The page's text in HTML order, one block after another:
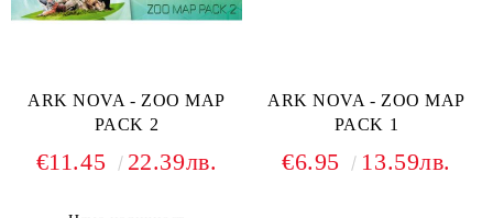
ARK NOVA - ZOO MAP
PACK 2
€11.45 22.39лв.
ARK NOVA - ZOO MAP
PACK 1
€6.95 13.59лв.